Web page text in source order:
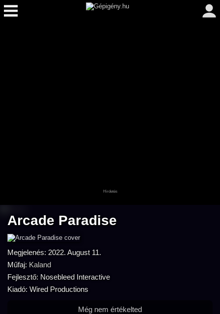
Arcade Paradise
Megjelenés: 2022. August 11.
Műfaj: Kaland
Fejlesztő: Nosebleed Interactive
Kiadó: Wired Productions
Még nem értékelted